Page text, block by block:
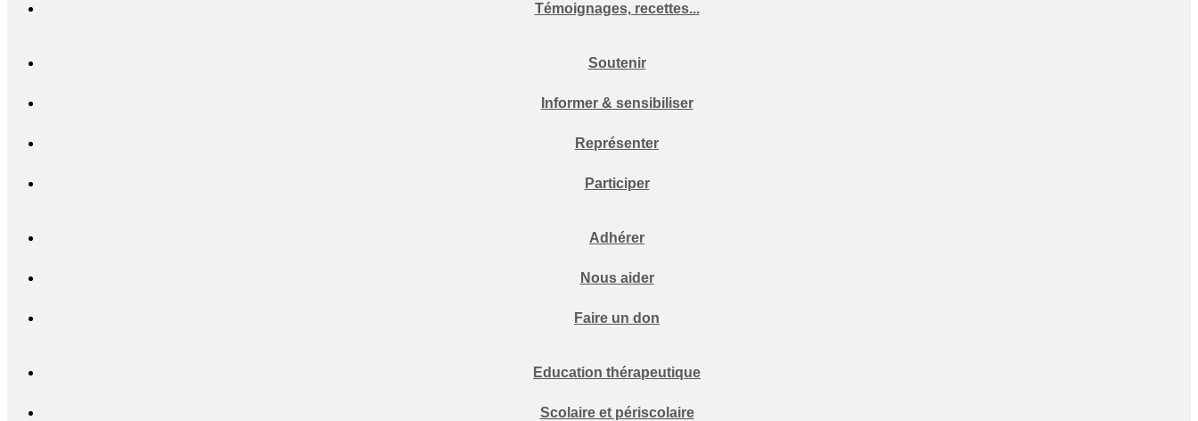
Témoignages, recettes...
Soutenir
Informer & sensibiliser
Représenter
Participer
Adhérer
Nous aider
Faire un don
Education thérapeutique
Scolaire et périscolaire